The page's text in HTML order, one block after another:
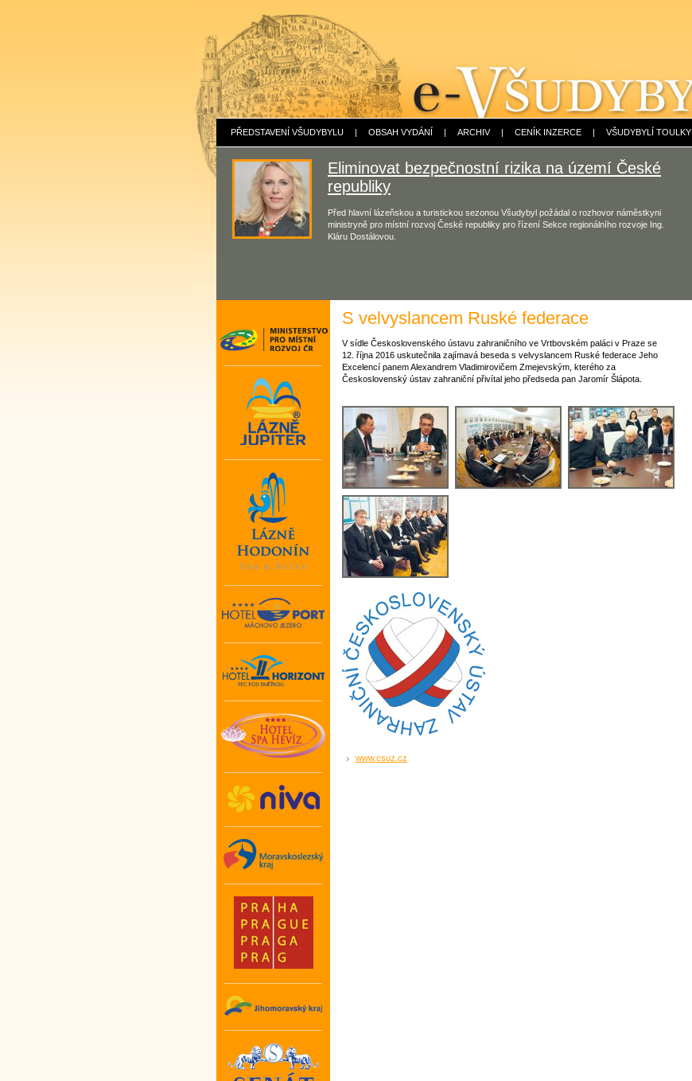
PŘEDSTAVENÍ VŠUDYBYLU | OBSAH VYDÁNÍ | ARCHIV | CENÍK INZERCE | VŠUDYBYLÍ TOULKY
Eliminovat bezpečnostní rizika na území České
republiky
Před hlavní lázeňskou a turistickou sezonou Všudybyl požádal o rozhovor náměstkyni
ministryně pro místní rozvoj České republiky pro řízení Sekce regionálního rozvoje Ing.
Kláru Dostálovou.
S velvyslancem Ruské federace
V sídle Československého ústavu zahraničního ve Vrtbovském paláci v Praze se
12. října 2016 uskutečnila zajímavá beseda s velvyslancem Ruské federace Jeho
Excelencí panem Alexandrem Vladimirovičem Zmejevským, kterého za
Československý ústav zahraniční přivítal jeho předseda pan Jaromír Šlápota.
www.csuz.cz